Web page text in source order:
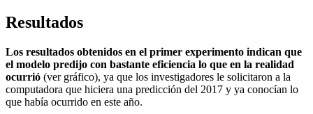
Resultados
Los resultados obtenidos en el primer experimento indican que
el modelo predijo con bastante eficiencia lo que en la realidad
ocurrió (ver gráfico), ya que los investigadores le solicitaron a la
computadora que hiciera una predicción del 2017 y ya conocían lo
que había ocurrido en este año.